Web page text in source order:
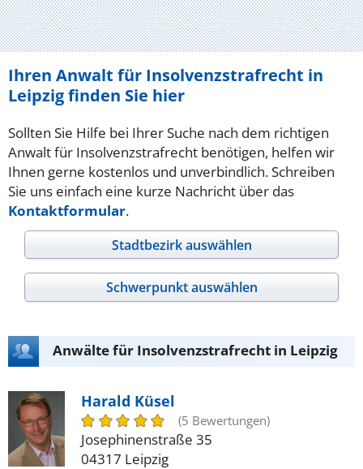
Ihren Anwalt für Insolvenzstrafrecht in
Leipzig finden Sie hier
Sollten Sie Hilfe bei Ihrer Suche nach dem richtigen
Anwalt für Insolvenzstrafrecht benötigen, helfen wir
Ihnen gerne kostenlos und unverbindlich. Schreiben
Sie uns einfach eine kurze Nachricht über das
Kontaktformular.
Stadtbezirk auswählen
Schwerpunkt auswählen
Anwälte für Insolvenzstrafrecht in Leipzig
Harald Küsel
(5 Bewertungen)
Josephinenstraße 35
04317 Leipzig